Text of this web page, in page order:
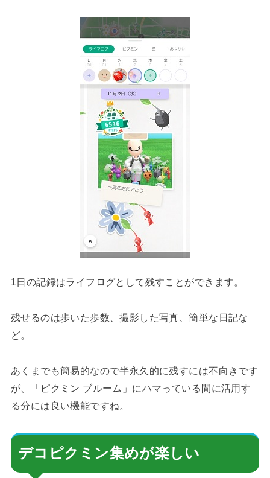
1日の記録はライフログとして残すことができます。
残せるのは歩いた歩数、撮影した写真、簡単な日記な
ど。
あくまでも簡易的なので半永久的に残すには不向きです
が、「ピクミン ブルーム」にハマっている間に活用す
る分には良い機能ですね。
デコピクミン集めが楽しい